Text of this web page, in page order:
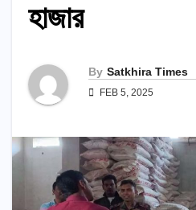
হাজার
By Satkhira Times
FEB 5, 2025